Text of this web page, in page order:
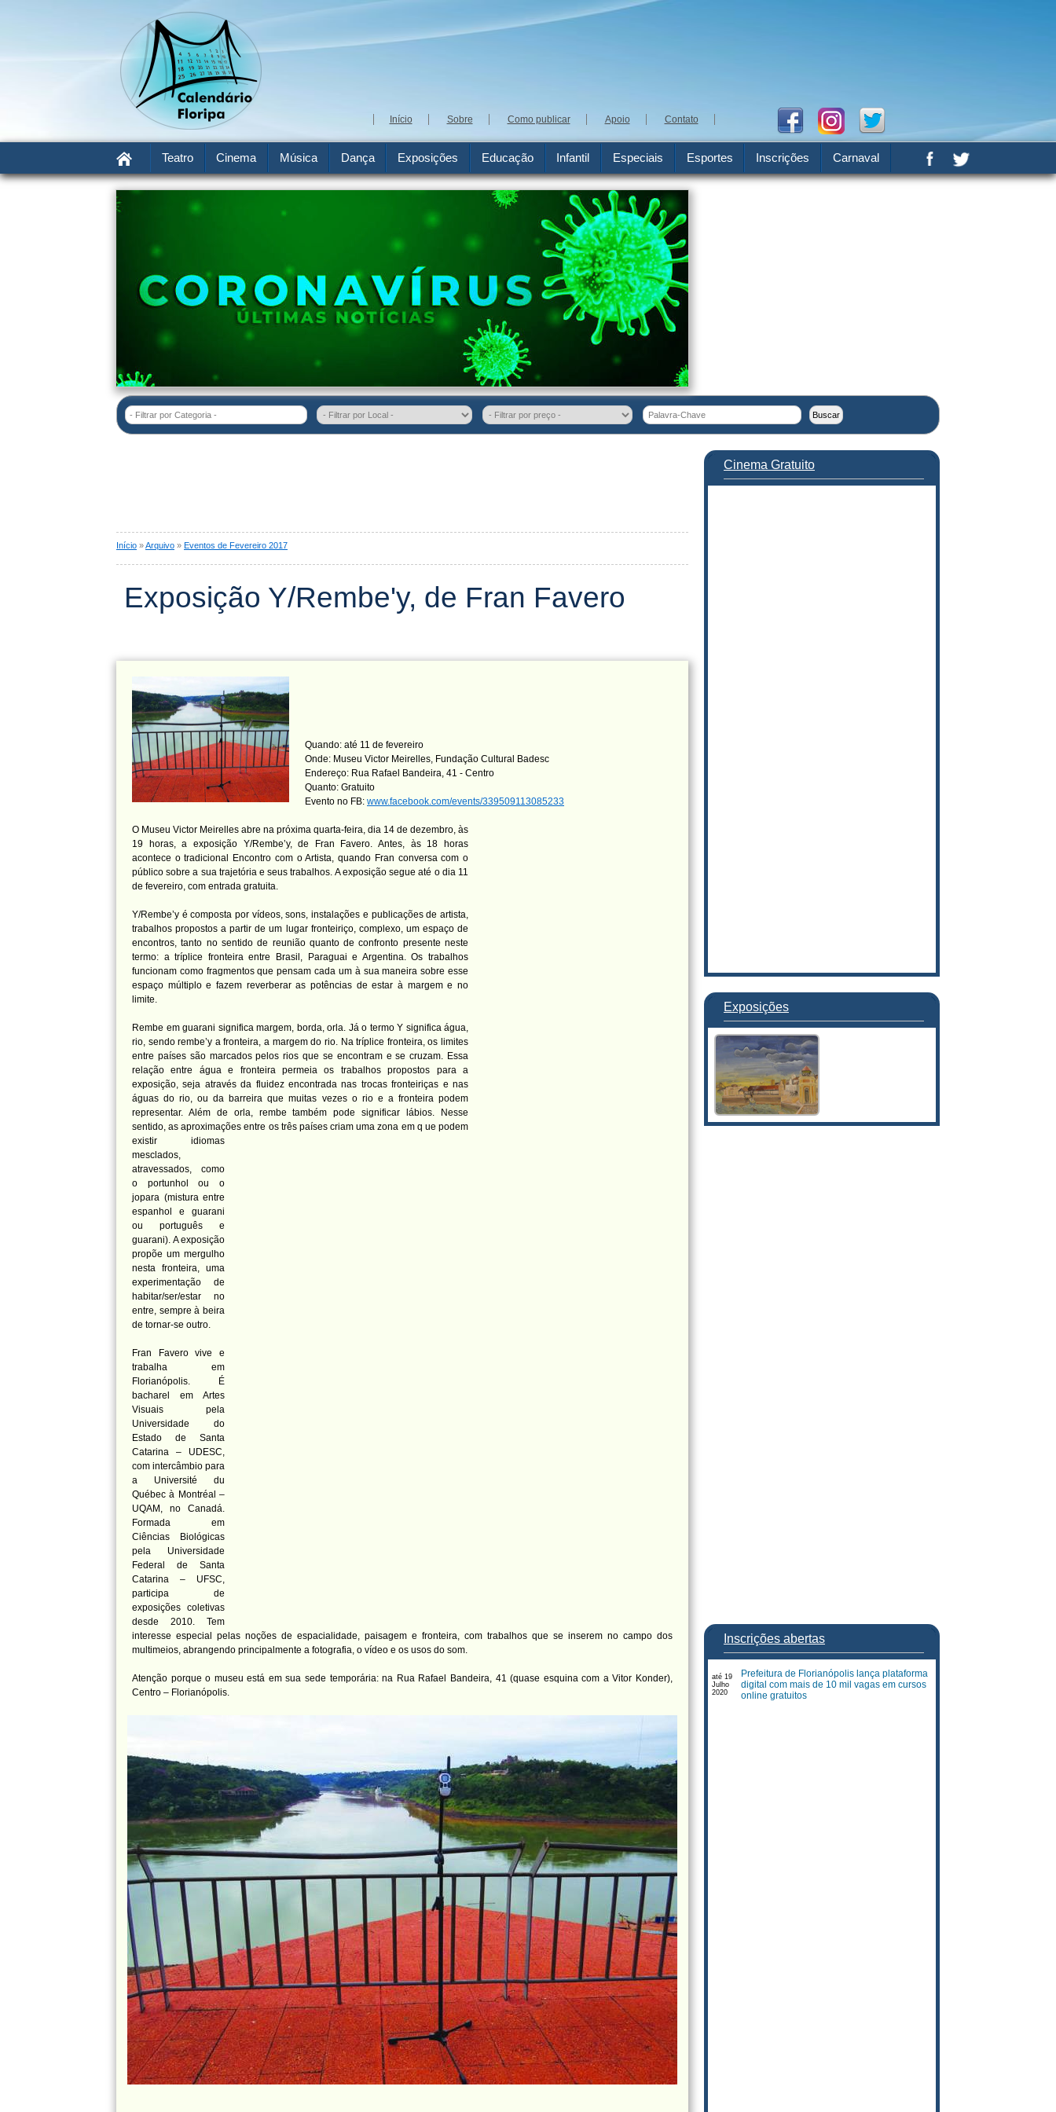
Início Sobre Como publicar Apoio Contato
Teatro Cinema Música Dança Exposições Educação Infantil Especiais Esportes Inscrições Carnaval
- Filtrar por Categoria -
Início »Arquivo » Eventos de Fevereiro 2017
Exposição Y/Rembe'y, de Fran Favero
Quando: até 11 de fevereiro
Onde: Museu Victor Meirelles, Fundação Cultural Badesc
Endereço: Rua Rafael Bandeira, 41 - Centro
Quanto: Gratuito
Evento no FB: www.facebook.com/events/339509113085233
O Museu Victor Meirelles abre na próxima quarta-feira, dia 14 de dezembro, às
19 horas, a exposição Y/Rembe’y, de Fran Favero. Antes, às 18 horas
acontece o tradicional Encontro com o Artista, quando Fran conversa com o
público sobre a sua trajetória e seus trabalhos. A exposição segue até o dia 11
de fevereiro, com entrada gratuita.
Y/Rembe’y é composta por vídeos, sons, instalações e publicações de artista,
trabalhos propostos a partir de um lugar fronteiriço, complexo, um espaço de
encontros, tanto no sentido de reunião quanto de confronto presente neste
termo: a tríplice fronteira entre Brasil, Paraguai e Argentina. Os trabalhos
funcionam como fragmentos que pensam cada um à sua maneira sobre esse
espaço múltiplo e fazem reverberar as potências de estar à margem e no
limite.
Rembe em guarani significa margem, borda, orla. Já o termo Y significa água,
rio, sendo rembe’y a fronteira, a margem do rio. Na tríplice fronteira, os limites
entre países são marcados pelos rios que se encontram e se cruzam. Essa
relação entre água e fronteira permeia os trabalhos propostos para a
exposição, seja através da fluidez encontrada nas trocas fronteiriças e nas
águas do rio, ou da barreira que muitas vezes o rio e a fronteira podem
representar. Além de orla, rembe também pode significar lábios. Nesse
sentido, as aproximações entre os três países criam uma zona em q ue podem
existir idiomas
mesclados,
atravessados, como
o portunhol ou o
jopara (mistura entre
espanhol e guarani
ou português e
guarani). A exposição
propõe um mergulho
nesta fronteira, uma
experimentação de
habitar/ser/estar no
entre, sempre à beira
de tornar-se outro.
Fran Favero vive e
trabalha em
Florianópolis. É
bacharel em Artes
Visuais pela
Universidade do
Estado de Santa
Catarina – UDESC,
com intercâmbio para
a Université du
Québec à Montréal –
UQAM, no Canadá.
Formada em
Ciências Biológicas
pela Universidade
Federal de Santa
Catarina – UFSC,
participa de
exposições coletivas
desde 2010. Tem
interesse especial pelas noções de espacialidade, paisagem e fronteira, com trabalhos que se inserem no campo dos
multimeios, abrangendo principalmente a fotografia, o vídeo e os usos do som.
Atenção porque o museu está em sua sede temporária: na Rua Rafael Bandeira, 41 (quase esquina com a Vitor Konder),
Centro – Florianópolis.
Cinema Gratuito
Exposições
Inscrições abertas
até 19
Julho
2020
Prefeitura de Florianópolis lança plataforma
digital com mais de 10 mil vagas em cursos
online gratuitos